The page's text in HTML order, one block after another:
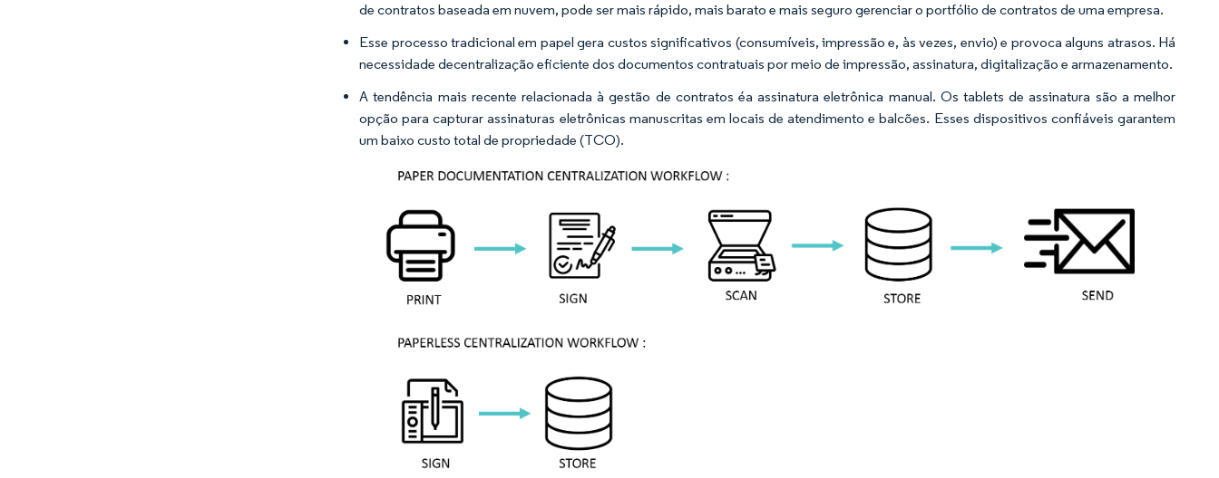
de contratos baseada em nuvem, pode ser mais rápido, mais barato e mais seguro gerenciar o portfólio de contratos de uma empresa.
Esse processo tradicional em papel gera custos significativos (consumíveis, impressão e, às vezes, envio) e provoca alguns atrasos. Há
necessidade decentralização eficiente dos documentos contratuais por meio de impressão, assinatura, digitalização e armazenamento.
A tendência mais recente relacionada à gestão de contratos éa assinatura eletrônica manual. Os tablets de assinatura são a melhor
opção para capturar assinaturas eletrônicas manuscritas em locais de atendimento e balcões. Esses dispositivos confiáveis garantem
um baixo custo total de propriedade (TCO).